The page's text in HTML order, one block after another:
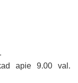
.
apie 9.00 val.